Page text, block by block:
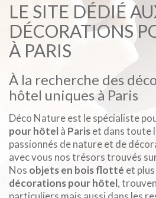
LE SITE DÉDIÉ
DÉCORATIONS
À PARIS
À la recherche des
hôtel uniques à Paris
Déco Nature est le spécialiste
pour hôtelà Pariset dans toute
passionnés de nature et de
avec vous nos trésors trouvés
Nos objets en bois flotté et
décorations pour hôtel,